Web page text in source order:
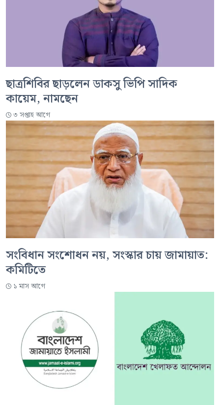
ছাত্রশিবির ছাড়লেন ডাকসু ভিপি সাদিক
কায়েম, নামছেন
৩ সপ্তাহ আগে
সংবিধান সংশোধন নয়, সংস্কার চায় জামায়াত:
কমিটিতে
১ মাস আগে